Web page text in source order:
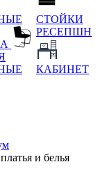
СТОЙКИ
РЕСЕПШН
КАБИНЕТ
и белья